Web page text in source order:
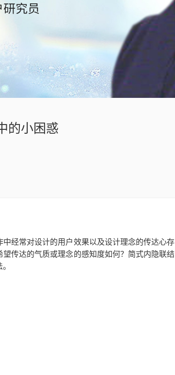
的小困惑
经常对设计的用户效果以及设计理念的传达心存
传达的气质或理念的感知度如何？简式内隐联结